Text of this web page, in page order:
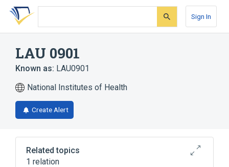
Skip
search
Skip
Skip
account
Sign In
LAU 0901
Known as: LAU0901
National Institutes of Health
Create Alert
Related topics
1 relation